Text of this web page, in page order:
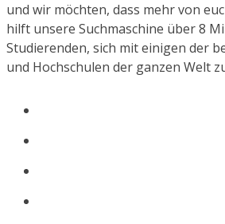
und wir möchten, dass mehr von
hilft unsere Suchmaschine über 8
Studierenden, sich mit einigen der
und Hochschulen der ganzen Welt